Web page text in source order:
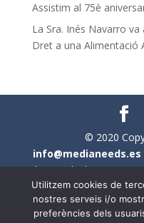
Assistim al 75è
La Sra. Inés Navarro
Dret a una Alimentació
© 2020
info@medianeeds.es
| Tots els drets
Avís
En aquest web s'ha
Utilitzem cookies de
nostres serveis i/o
preferències dels